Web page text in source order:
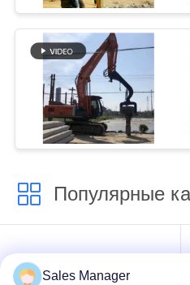
Популярные
гидравлические
КопёрSales Manager